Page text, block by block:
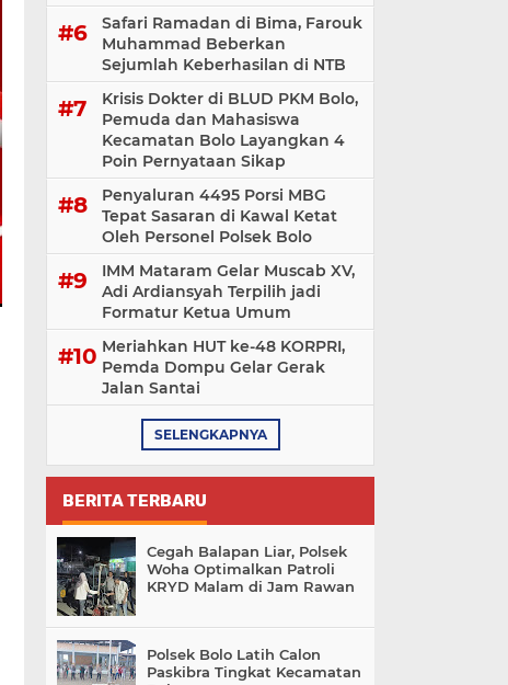
Safari Ramadan di Bima, Farouk
Muhammad Beberkan
Sejumlah Keberhasilan di NTB
Krisis Dokter di BLUD PKM Bolo,
Pemuda dan Mahasiswa
Kecamatan Bolo Layangkan 4
Poin Pernyataan Sikap
Penyaluran 4495 Porsi MBG
Tepat Sasaran di Kawal Ketat
Oleh Personel Polsek Bolo
IMM Mataram Gelar Muscab XV,
Adi Ardiansyah Terpilih jadi
Formatur Ketua Umum
Meriahkan HUT ke-48 KORPRI,
Pemda Dompu Gelar Gerak
Jalan Santai
SELENGKAPNYA
BERITA TERBARU
Cegah Balapan Liar, Polsek
Woha Optimalkan Patroli
KRYD Malam di Jam Rawan
Polsek Bolo Latih Calon
Paskibra Tingkat Kecamatan